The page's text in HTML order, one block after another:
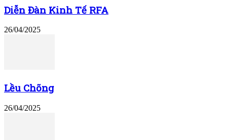
Diễn Đàn Kinh Tế RFA
26/04/2025
Lều Chõng
26/04/2025